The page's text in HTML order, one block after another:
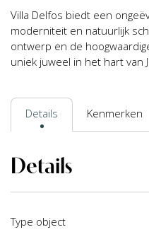
Villa Delfos biedt een
moderniteit en natuurlijk
ontwerp en de
uniek juweel in het hart van
Details Kenmerken
Details
Type object